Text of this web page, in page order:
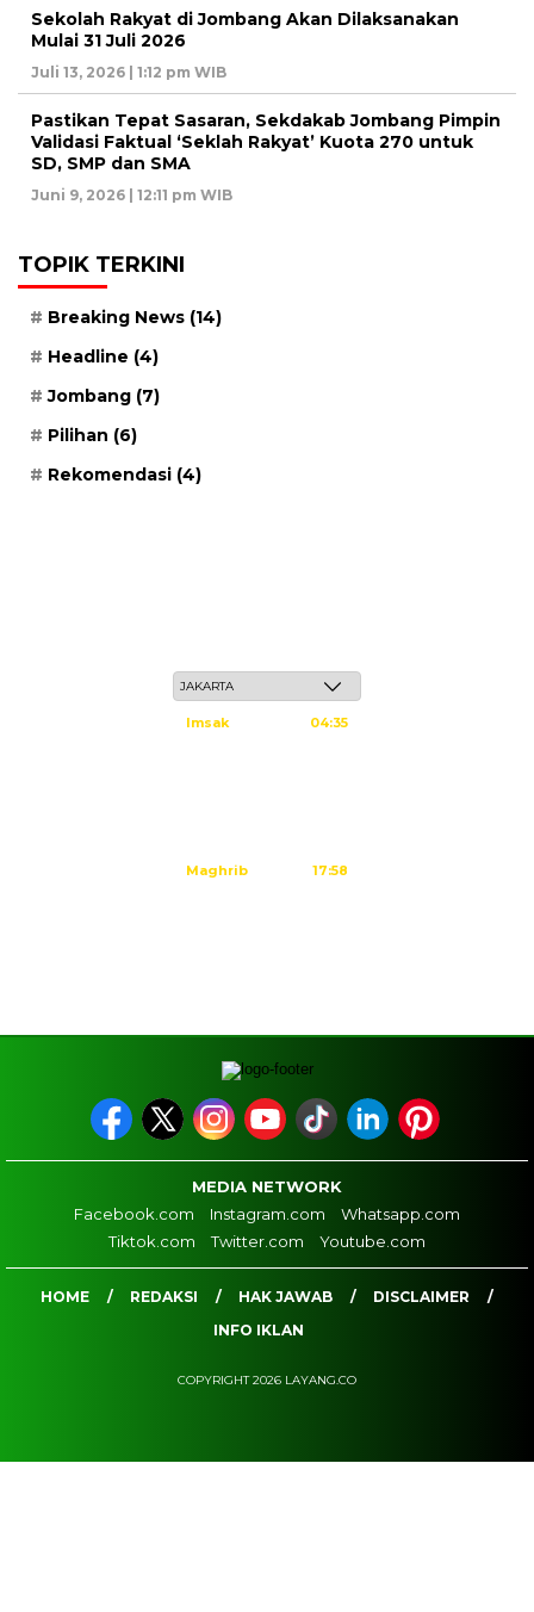
Sekolah Rakyat di Jombang Akan Dilaksanakan
Mulai 31 Juli 2026
Juli 13, 2026 | 1:12 pm WIB
Pastikan Tepat Sasaran, Sekdakab Jombang Pimpin
Validasi Faktual ‘Seklah Rakyat’ Kuota 270 untuk
SD, SMP dan SMA
Juni 9, 2026 | 12:11 pm WIB
TOPIK TERKINI
Breaking News (14)
Headline (4)
Jombang (7)
Pilihan (6)
Rekomendasi (4)
Imsak 04:35
Maghrib 17:58
MEDIA NETWORK
Facebook.com
Instagram.com
Whatsapp.com
Tiktok.com
Twitter.com Youtube.com
HOME REDAKSI HAK JAWAB
DISCLAIMER
INFO IKLAN
COPYRIGHT 2026 LAYANG.CO